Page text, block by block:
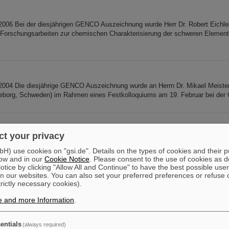
Bei der diesjährigen GENCO Auszeichnung wurde Herr Dr. Robert
zur chemischen Charakterisierung der schweren
Die diesjährige GENCO Auszeichnung wurde an Herrn Dr. Mikael
Schweden) im Rahmen eines Festkolloquiums am 19. Februar bei der
Der GENCO Preis für junge Wissenschaftler wurde in diesem Jahr an
Herr Dr. Montes wurde für seine Forschungsbeiträge an neutronenreichen
Frau Dr. V. Ricciardi und Herrn Dr. C. Forssén sind für ihre wertvollen
der Kernstruktur von kurzlebigen Kernen ausgezeichnet worden. Mehr ...
your privacy
use cookies on "gsi.de". Details on the types of cookies and their
and in our Cookie Notice . Please consent to the use of cookies as
by clicking "Allow All and Continue" to have the best possible user
our websites. You can also set your preferred preferences or refuse
necessary cookies).
and more Information
(always required)